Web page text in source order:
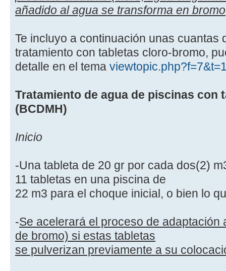
añadido al agua se transforma en bromo
Te incluyo a continuación unas cuantas
tratamiento con tabletas cloro-bromo,
detalle en el tema
Tratamiento de agua de piscinas con
(BCDMH)
Inicio
-Una tableta de 20 gr por cada dos(2)
11 tabletas en una piscina de
22 m3 para el choque inicial, o bien lo
-Se acelerará el proceso de adaptación
de bromo) si estas tabletas
se pulverizan previamente a su